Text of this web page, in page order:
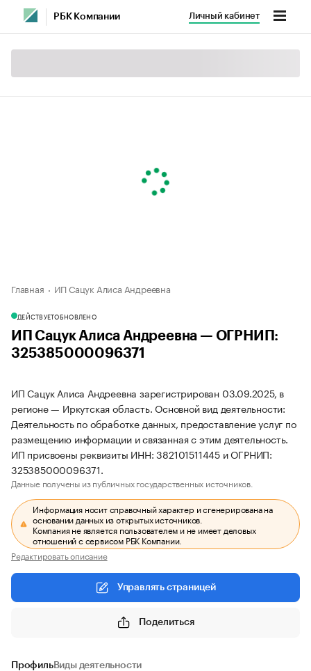
РБК Компании Личный кабинет
Главная ИП Сацук Алиса Андреевна
ДЕЙСТВУЕТОБНОВЛЕНО
ИП Сацук Алиса Андреевна — ОГРНИП:
325385000096371
ИП Сацук Алиса Андреевна зарегистрирован 03.09.2025, в
регионе — Иркутская область. Основной вид деятельности:
Деятельность по обработке данных, предоставление услуг по
размещению информации и связанная с этим деятельность.
ИП присвоены реквизиты ИНН: 382101511445 и ОГРНИП:
325385000096371.
Данные получены из публичных государственных источников.
Информация носит справочный характер и сгенерирована на
основании данных из открытых источников.
Компания не является пользователем и не имеет деловых
отношений с сервисом РБК Компании.
Редактировать описание
Управлять страницей
Поделиться
ПрофильВиды деятельности